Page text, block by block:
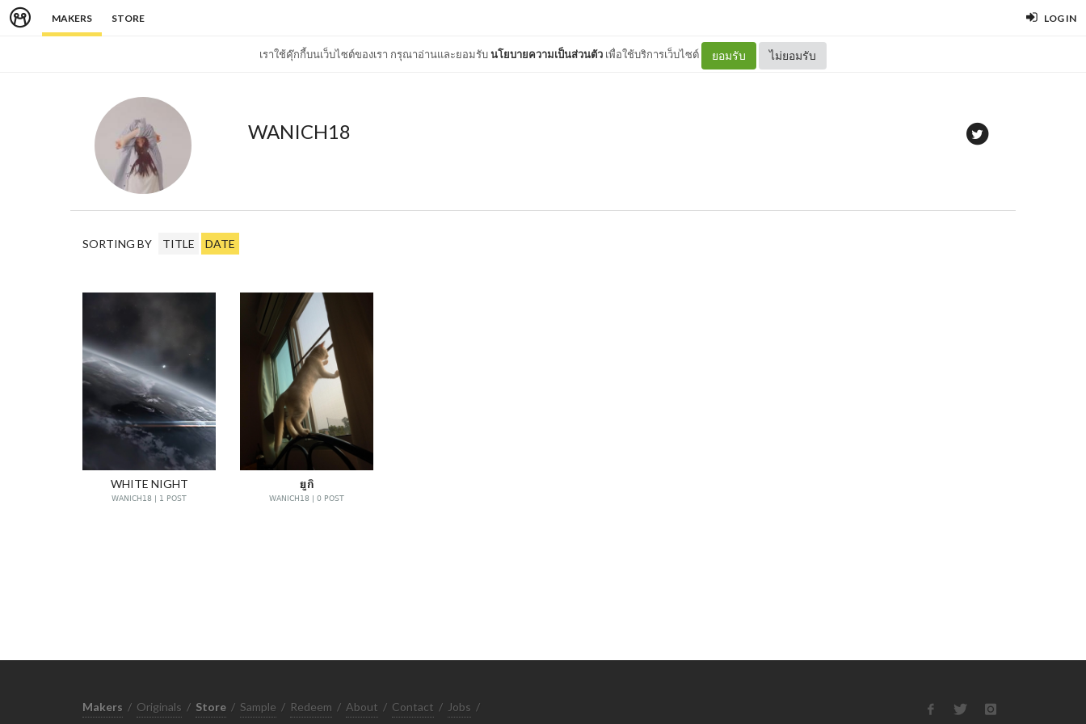
MAKERS STORE LOG IN
เราใช้คุ๊กกี้บนเว็บไซต์ของเรา กรุณาอ่านและยอมรับนโยบายความเป็นส่วนตัว เพื่อใช้บริการเว็บไซต์ ยอมรับ ไม่ยอมรับ
WANICH18
SORTING BY TITLE DATE
WHITE NIGHT
WANICH18 | 1 POST
ยูกิ
WANICH18 | 0 POST
Makers / Originals / Store / Sample / Redeem / About / Contact / Jobs /